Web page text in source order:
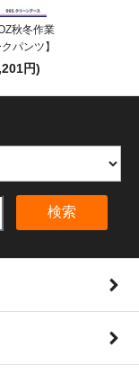
秋冬作業
パンツ】
円)
検索